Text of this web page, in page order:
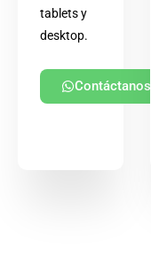
tablets y
desktop.
Contáctanos